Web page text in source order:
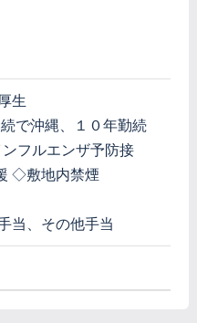
生
で沖縄、１０年勤続
フルエンザ予防接
◇敷地内禁煙
当、その他手当